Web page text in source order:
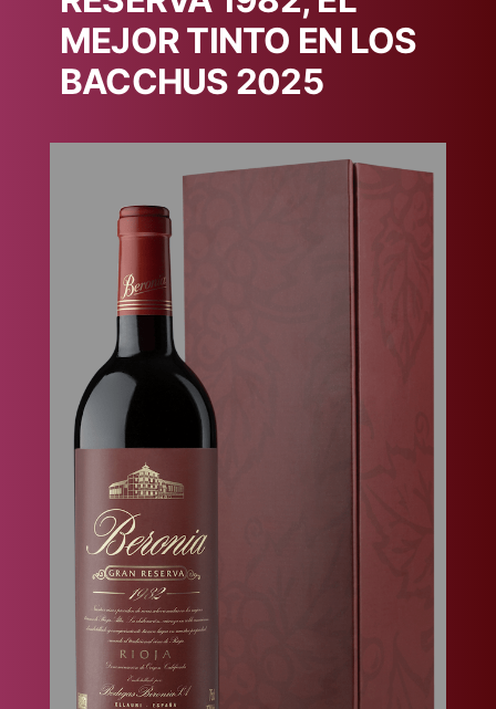
MEJOR TINTO EN LOS
BACCHUS 2025